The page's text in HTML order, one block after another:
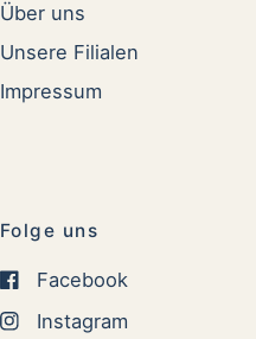
Über uns
Unsere Filialen
Impressum
Folge uns
Facebook
Instagram